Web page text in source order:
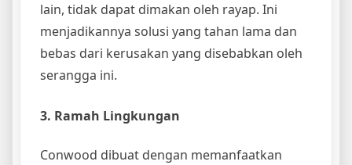
lain, tidak dapat dimakan oleh rayap. Ini
menjadikannya solusi yang tahan lama dan
bebas dari kerusakan yang disebabkan oleh
serangga ini.
3. Ramah Lingkungan
Conwood dibuat dengan memanfaatkan